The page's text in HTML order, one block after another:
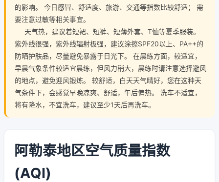
的影响。 今日感冒、舒适度、旅游、交通等指数比较舒适； 需
要注意过敏等相关事宜。
天气热，建议着短裙、短裤、短薄外套、T恤等夏季服装。
紫外线很强，紫外线辐射极强，建议涂擦SPF20以上、PA++的
防晒护肤品，尽量避免暴露于日光下。 在晨练方面，较适宜，
早晨气象条件较适宜晨练，但风力稍大，晨练时请注意选择避风
的地点，避免迎风锻炼。 较舒适，白天天气晴好，您在这种天
气条件下，会感觉早晚凉爽、舒适，午后偏热。 洗车不适宜，
将有降水，不宜洗车，建议至少1天后再洗车。
阿勒泰地区空气质量指数
(AQI)